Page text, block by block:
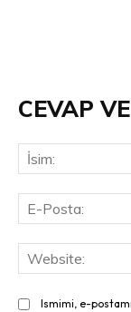
CEVAP
Ismimi, e-